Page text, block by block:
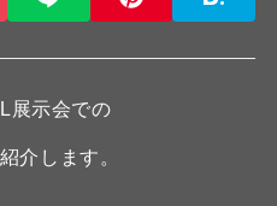
展示会での
介します。